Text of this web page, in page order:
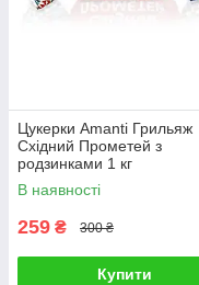
Цукерки Amanti Грильяж
Східний Прометей з
родзинками 1 кг
В наявності
259 ₴ 300 ₴
Купити